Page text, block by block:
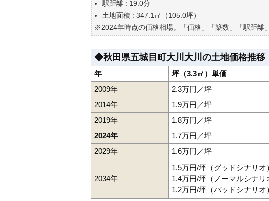
駅距離 : 19.0分
土地面積 : 347.1㎡（105.0坪）
※2024年時点の価格相場。「価格」「築数」「駅距離
◆秋田県五城目町大川大川の土地価格推移
年
坪（3.3㎡）単価
2009年
2.3万円／坪
2014年
1.9万円／坪
2019年
1.8万円／坪
2024年
1.7万円／坪
2029年
1.6万円／坪
2034年
1.5万円/坪（グッドシナリオ
1.4万円/坪（ノーマルシナリ
1.2万円/坪（バッドシナリオ